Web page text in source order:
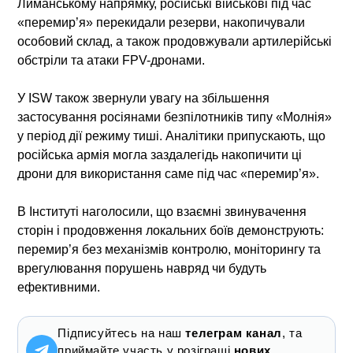
Лиманському напрямку, російські військові під час
«перемир’я» перекидали резерви, накопичували
особовий склад, а також продовжували артилерійські
обстріли та атаки FPV-дронами.
У ISW також звернули увагу на збільшення
застосування росіянами безпілотників типу «Молнія»
у період дії режиму тиші. Аналітики припускають, що
російська армія могла заздалегідь накопичити ці
дрони для використання саме під час «перемир’я».
В Інституті наголосили, що взаємні звинувачення
сторін і продовження локальних боїв демонструють:
перемир’я без механізмів контролю, моніторингу та
врегулювання порушень навряд чи будуть
ефективними.
Підписуйтесь на наштелеграм канал, та
приймайте участь у розіграші нових